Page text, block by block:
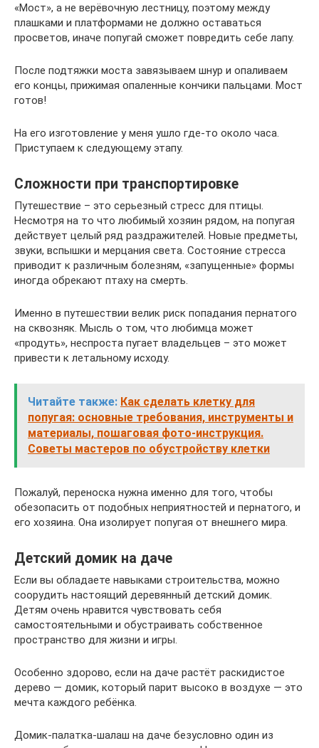
«Мост», а не верёвочную лестницу, поэтому между
плашками и платформами не должно оставаться
просветов, иначе попугай сможет повредить себе лапу.
После подтяжки моста завязываем шнур и опаливаем
его концы, прижимая опаленные кончики пальцами. Мост
готов!
На его изготовление у меня ушло где-то около часа.
Приступаем к следующему этапу.
Сложности при транспортировке
Путешествие – это серьезный стресс для птицы.
Несмотря на то что любимый хозяин рядом, на попугая
действует целый ряд раздражителей. Новые предметы,
звуки, вспышки и мерцания света. Состояние стресса
приводит к различным болезням, «запущенные» формы
иногда обрекают птаху на смерть.
Именно в путешествии велик риск попадания пернатого
на сквозняк. Мысль о том, что любимца может
«продуть», неспроста пугает владельцев – это может
привести к летальному исходу.
Читайте также: Как сделать клетку для
попугая: основные требования, инструменты и
материалы, пошаговая фото-инструкция.
Советы мастеров по обустройству клетки
Пожалуй, переноска нужна именно для того, чтобы
обезопасить от подобных неприятностей и пернатого, и
его хозяина. Она изолирует попугая от внешнего мира.
Детский домик на даче
Если вы обладаете навыками строительства, можно
соорудить настоящий деревянный детский домик.
Детям очень нравится чувствовать себя
самостоятельными и обустраивать собственное
пространство для жизни и игры.
Особенно здорово, если на даче растёт раскидистое
дерево — домик, который парит высоко в воздухе — это
мечта каждого ребёнка.
Домик-палатка-шалаш на даче безусловно один из